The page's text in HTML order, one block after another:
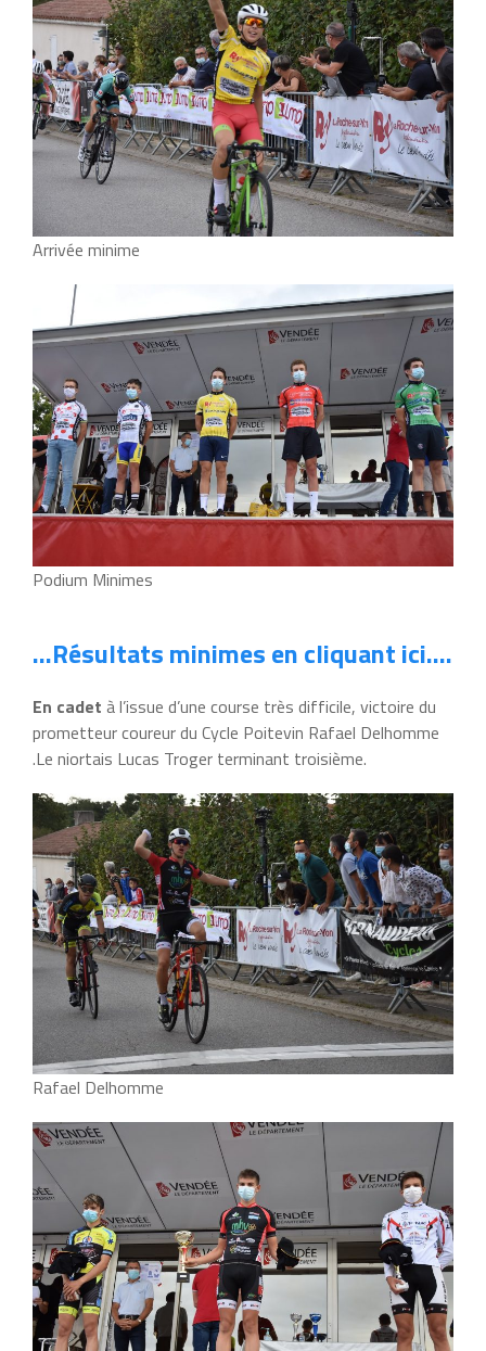
Arrivée minime
Podium Minimes
…Résultats minimes en cliquant ici….
En cadet à l’issue d’une course très difficile, victoire du
prometteur coureur du Cycle Poitevin Rafael Delhomme
.Le niortais Lucas Troger terminant troisième.
Rafael Delhomme